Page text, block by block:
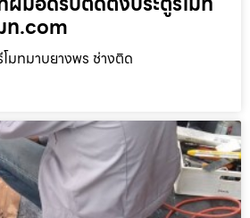
ท.com
มทมาบยางพร ช่างติด